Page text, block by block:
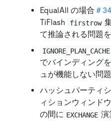
EqualAll の場合 ＃
TiFlash
firstrow
て推論される問題
IGNORE_PLAN_CACHE
でバインディング
ュが機能しない問
ハッシュパーティ
ィションウィンドウ
の間に EXCHANGE 演